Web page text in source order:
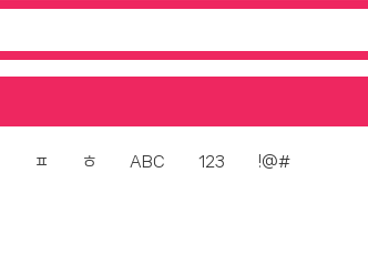
ㅍ ㅎ ABC 123 !@#